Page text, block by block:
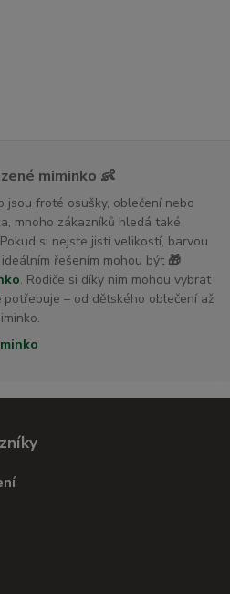
miminko 👶
jsou froté osušky, oblečení nebo
mnoho zákazníků hledá také
si nejste jistí velikostí, barvou
řešením mohou být 🎁
. Rodiče si díky nim mohou vybrat
– od dětského oblečení až